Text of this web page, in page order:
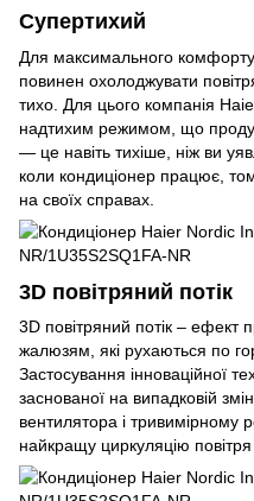
Супертихий
Для максимального
повинен охолоджувати
тихо. Для цього компанія
надтихим режимом, що
— це навіть тихіше, ніж ви
коли кондиціонер працює,
на своїх справах.
3D повітряний потік
3D повітряний потік – ефект
жалюзям, які рухаються по
Застосування інноваційної
заснованої на випадковій
вентилятора і тривимірному
найкращу циркуляцію